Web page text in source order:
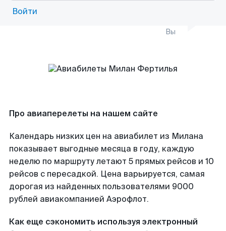
Войти
Вы
Про авиаперелеты на нашем сайте
Календарь низких цен на авиабилет из Милана
показывает выгодные месяца в году, каждую
неделю по маршруту летают 5 прямых рейсов и 10
рейсов с пересадкой. Цена варьируется, самая
дорогая из найденных пользователями 9000
рублей авиакомпанией Аэрофлот.
Как еще сэкономить используя электронный